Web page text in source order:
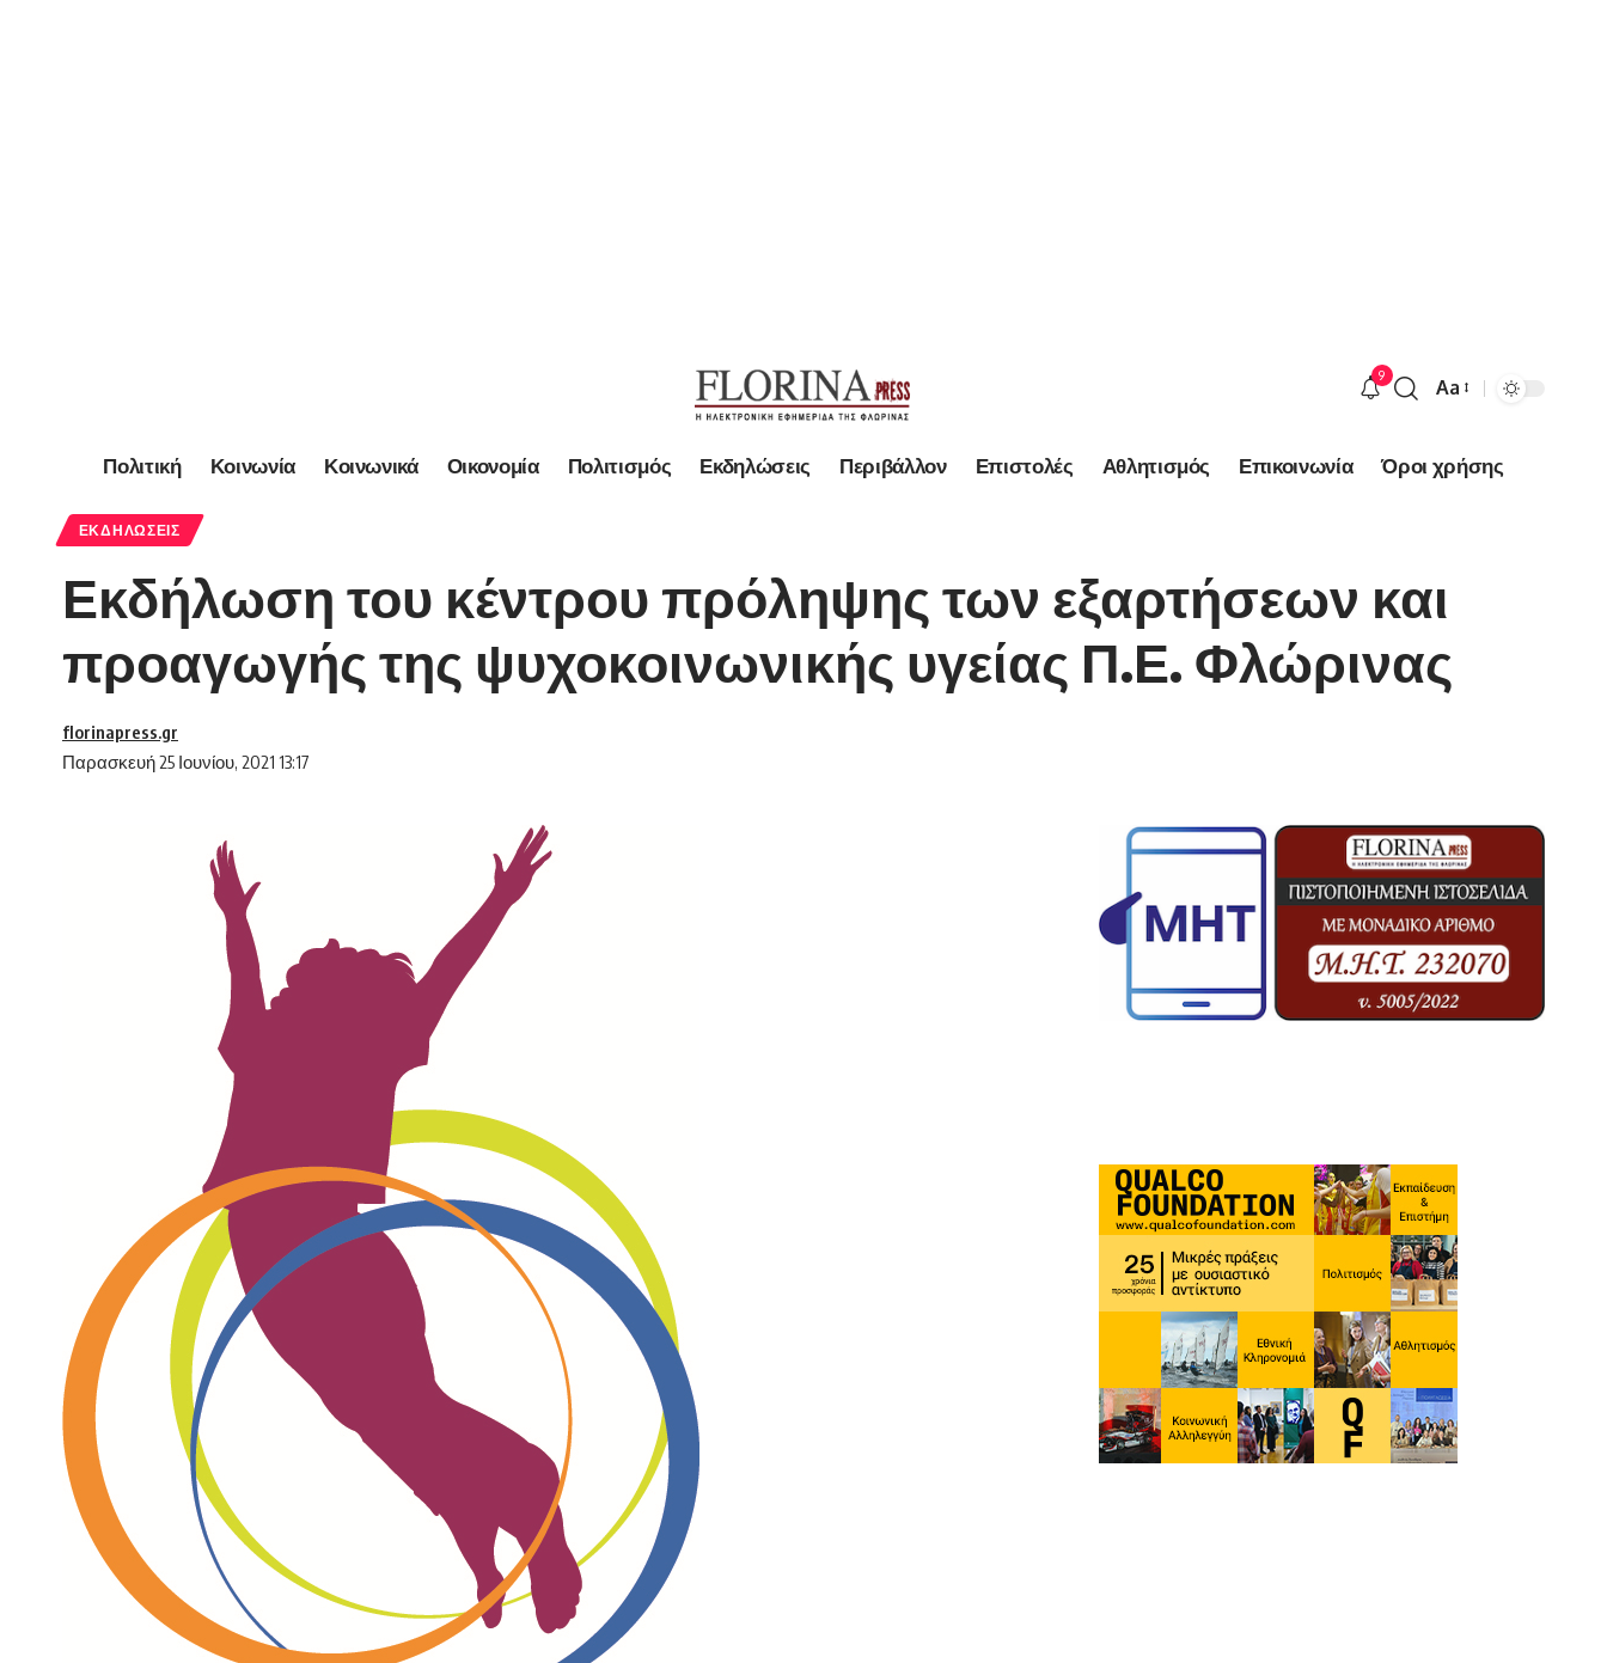
9
Font
Aa
Πολιτική Κοινωνία Κοινωνικά Οικονομία Πολιτισμός Εκδηλώσεις Περιβάλλον Επιστολές Αθλητισμός Επικοινωνία Όροι χρήσης
ΕΚΔΗΛΏΣΕΙΣ
Εκδήλωση του κέντρου πρόληψης των εξαρτήσεων και
προαγωγής της ψυχοκοινωνικής υγείας Π.Ε. Φλώρινας
Παρασκευή 25 Ιουνίου, 2021 13:17
florinapress.gr